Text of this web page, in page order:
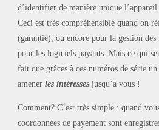
d’identifier de manière unique l’appareil
Ceci est très compréhensible quand on
(garantie), ou encore pour la gestion des
pour les logiciels payants. Mais ce qui
fait que grâces à ces numéros de série
amener les intéressesjusqu’à vous !
Comment? C’est très simple : quand
coordonnées de payement sont